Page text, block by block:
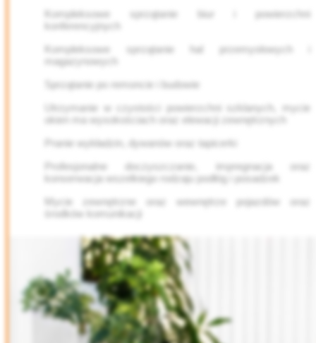
Kompleksowe sprzątanie biur i powierzchni
konferencyjnych
Kompleksowe sprzątanie hal przemysłowych i
magazynowych
Sprzątanie po remoncie i budowie
Utrzymanie w czystości powierzchni szklanych, mycie
okien ma wysokościach oraz elewacji zewnętrznych
Pranie wykładzin, dywanów oraz tapicerki
Profesjonalne doczyszczanie, impregnacja oraz
konserwacja wszelkiego rodzaju podłóg i posadzek
Mycie zewnętrzne oraz wewnętrze pojazdów oraz
środków komunikacji